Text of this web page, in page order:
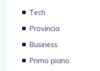
Tech
Provincia
Business
Primo piano